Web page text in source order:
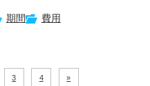
期間 費用
3 4 »